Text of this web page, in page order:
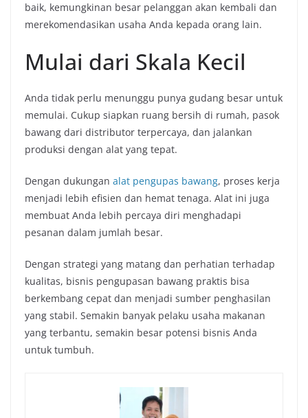
baik, kemungkinan besar pelanggan akan kembali dan
merekomendasikan usaha Anda kepada orang lain.
Mulai dari Skala Kecil
Anda tidak perlu menunggu punya gudang besar untuk
memulai. Cukup siapkan ruang bersih di rumah, pasok
bawang dari distributor terpercaya, dan jalankan
produksi dengan alat yang tepat.
Dengan dukungan alat pengupas bawang, proses kerja
menjadi lebih efisien dan hemat tenaga. Alat ini juga
membuat Anda lebih percaya diri menghadapi
pesanan dalam jumlah besar.
Dengan strategi yang matang dan perhatian terhadap
kualitas, bisnis pengupasan bawang praktis bisa
berkembang cepat dan menjadi sumber penghasilan
yang stabil. Semakin banyak pelaku usaha makanan
yang terbantu, semakin besar potensi bisnis Anda
untuk tumbuh.